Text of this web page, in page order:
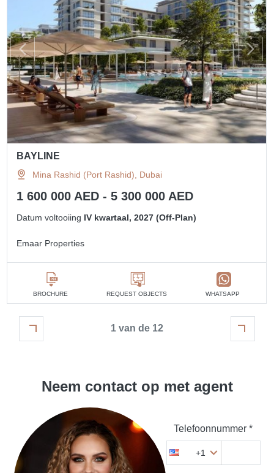
BAYLINE
Mina Rashid (Port Rashid), Dubai
1 600 000 AED - 5 300 000 AED
Datum voltooiing IV kwartaal, 2027 (Off-Plan)
Emaar Properties
BROCHURE REQUEST OBJECTS WHATSAPP
1 van de 12
Neem contact op met agent
Telefoonnummer *
+1